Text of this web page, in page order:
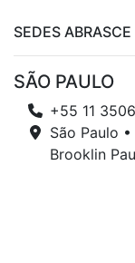
SEDES ABRASCE
SÃO PAULO
+55 11
São Paulo
Brooklin